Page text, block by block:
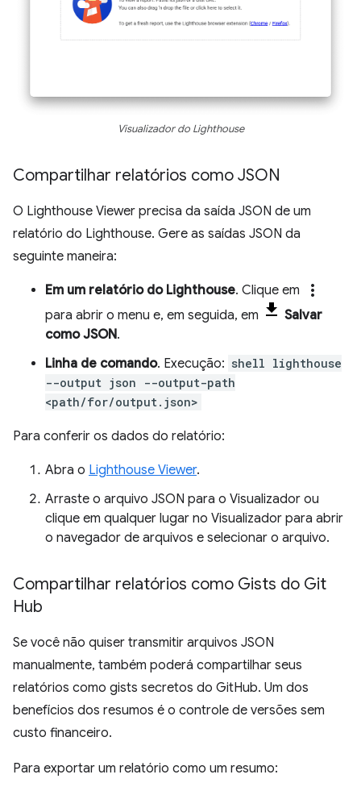
Visualizador do Lighthouse
Compartilhar relatórios como JSON
O Lighthouse Viewer precisa da saída JSON de um
relatório do Lighthouse. Gere as saídas JSON da
seguinte maneira:
Em um relatório do Lighthouse. Clique em more_vert
para abrir o menu e, em seguida, em
Salvar
como JSON.
Linha de comando. Execução: shell lighthouse
--output json --output-path
<path/for/output.json>
Para conferir os dados do relatório:
Abra o Lighthouse Viewer.
Arraste o arquivo JSON para o Visualizador ou
clique em qualquer lugar no Visualizador para abrir
o navegador de arquivos e selecionar o arquivo.
Compartilhar relatórios como Gists do Git
Hub
Se você não quiser transmitir arquivos JSON
manualmente, também poderá compartilhar seus
relatórios como gists secretos do GitHub. Um dos
benefícios dos resumos é o controle de versões sem
custo financeiro.
Para exportar um relatório como um resumo: